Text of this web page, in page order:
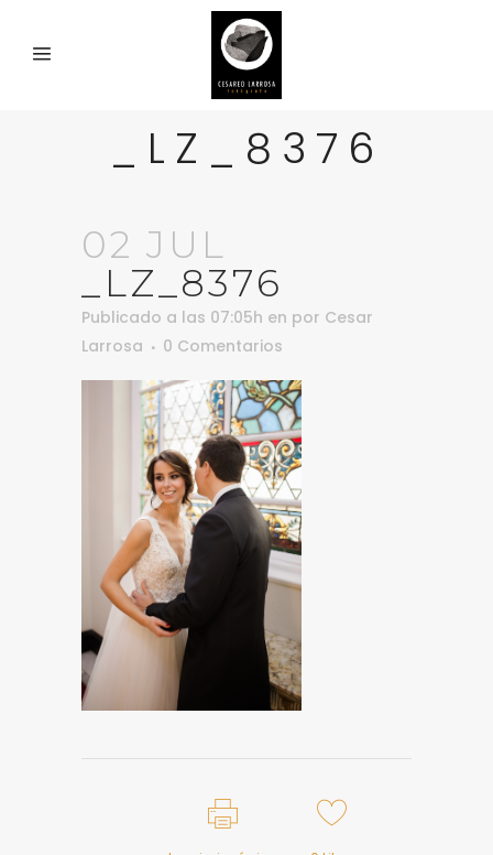
_LZ_8376
02 JUL
_LZ_8376
Publicado a las 07:05h en por Cesar
Larrosa
0 Comentarios